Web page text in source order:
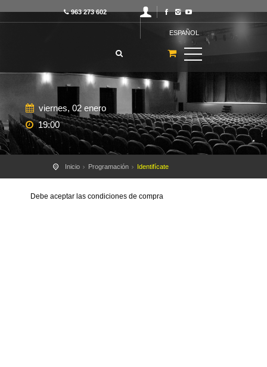
963 273 602
ESPAÑOL
viernes, 02 enero
19:00
Inicio Programación Identifícate
Debe aceptar las condiciones de compra